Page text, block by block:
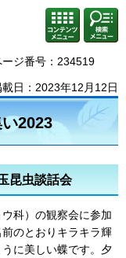
コンテ
ンツメ
ニュー
検索・
共通メ
ニュー
ージ番号：234519
載日：2023年12月12日
2023
昆虫談話会
科）の観察会に参加
のとおりキラキラ輝
に美しい蝶です。夕